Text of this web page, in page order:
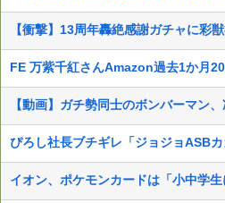
【衝撃】13周年轟絶感謝ガチャに彩
FE 万紫千紅さんAmazon過去1か月